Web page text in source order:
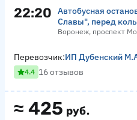
22:20
Автобусная
Славы", перед
Воронеж, проспект
≈ 425 руб.
Перевозчик:ИП Дубенский
4.4 16 отзывов